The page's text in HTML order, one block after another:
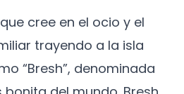
cree en el ocio y el
trayendo a la isla
“Bresh”, denominada